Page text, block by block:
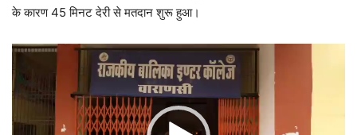
के कारण 45 मिनट देरी से मतदान शुरू हुआ।
Video
Player